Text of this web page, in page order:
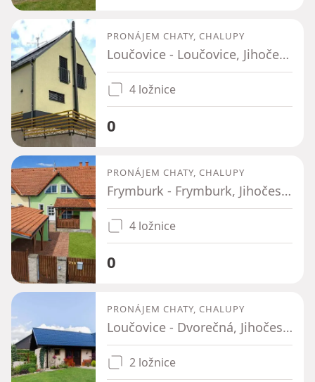
PRONÁJEM CHATY, CHALUPY
Loučovice - Loučovice, Jihočeský kraj
4 ložnice
0
PRONÁJEM CHATY, CHALUPY
Frymburk - Frymburk, Jihočeský kraj
4 ložnice
0
PRONÁJEM CHATY, CHALUPY
Loučovice - Dvorečná, Jihočeský kraj
2 ložnice